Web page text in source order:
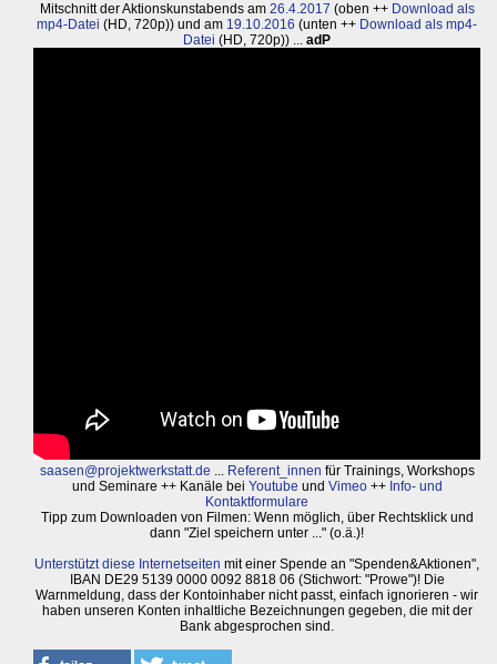
Mitschnitt der Aktionskunstabends am 26.4.2017 (oben ++ Download als
mp4-Datei (HD, 720p)) und am 19.10.2016 (unten ++ Download als mp4-
Datei (HD, 720p)) ...adP
saasen@projektwerkstatt.de ... Referent_innen für Trainings, Workshops
und Seminare ++ Kanäle bei Youtube und Vimeo++ Info- und
Kontaktformulare
Tipp zum Downloaden von Filmen: Wenn möglich, über Rechtsklick und
dann "Ziel speichern unter ..." (o.ä.)!
Unterstützt diese Internetseiten mit einer Spende an "Spenden&Aktionen",
IBAN DE29 5139 0000 0092 8818 06 (Stichwort: "Prowe")! Die
Warnmeldung, dass der Kontoinhaber nicht passt, einfach ignorieren - wir
haben unseren Konten inhaltliche Bezeichnungen gegeben, die mit der
Bank abgesprochen sind.